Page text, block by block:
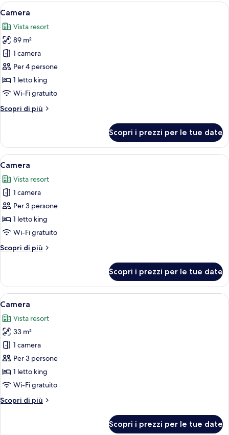
letto
Apri
tutte
le
foto
per
Camera
Una camera da letto moderna con
5
Camera
Vista resort
89 m²
1 camera
Per 4 persone
1 letto king
Wi-Fi gratuito
Scopri di più
Altri
Scopri i prezzi per le tue date
Apri
tutte
le
foto
per
Camera
Camera d'albergo moderna con un
6
Camera
Vista resort
1 camera
Per 3 persone
1 letto king
Wi-Fi gratuito
Scopri di più
Altri
Scopri i prezzi per le tue date
Apri
tutte
le
foto
per
Camera
Una camera d'hotel moderna con
6
Camera
Vista resort
33 m²
1 camera
Per 3 persone
1 letto king
Wi-Fi gratuito
Scopri di più
Altri
Scopri i prezzi per le tue date